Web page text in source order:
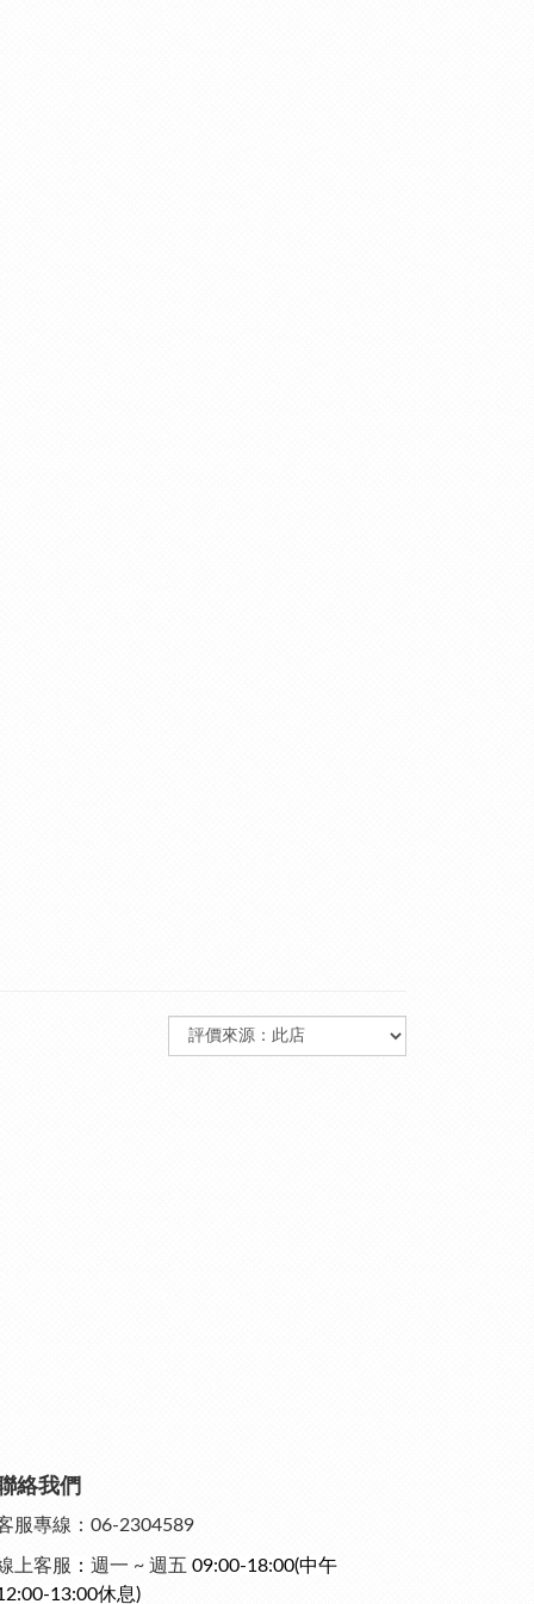
絡我們
服專線：06-2304589
上客服 ： 週一 ~ 週五 09:00-18:00(中午
13:00休息)